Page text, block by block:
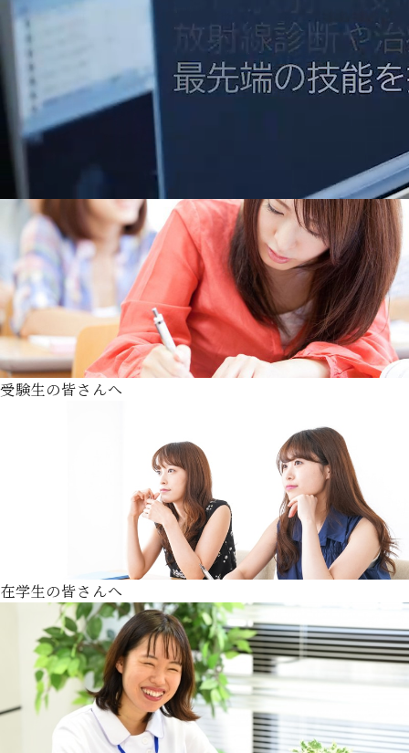
受験生の皆さんへ
在学生の皆さんへ